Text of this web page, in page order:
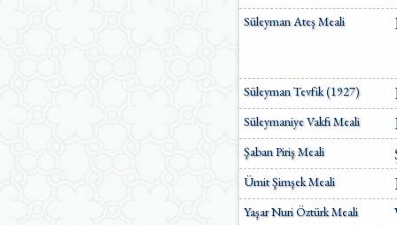
Süleyman Ateş Meali
Süleyman Tevfik (1927)
Süleymaniye Vakfı Meali
Şaban Piriş Meali
Ümit Şimşek Meali
Yaşar Nuri Öztürk Meali